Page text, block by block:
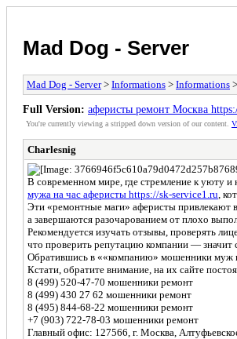
Mad Dog - Server
Mad Dog - Server> Informations > Informations
Full Version: аферисты ремонт Москва
You're currently viewing a stripped down version of our content.
Charlesnig
В современном мире, где стремление к уюту
мужа на час аферисты https://sk-service1.ru ,
Эти «ремонтные маги» аферисты привлекают
а завершаются разочарованием от плохо
Рекомендуется изучать отзывы, проверять
что проверить репутацию компании — значит
Обратившись в ««компанию» мошенники муж
Кстати, обратите внимание, на их сайте
8 (499) 520-47-70 мошенники ремонт
8 (499) 430 27 62 мошенники ремонт
8 (495) 844-68-22 мошенники ремонт
+7 (903) 722-78-03 мошенники ремонт
Главный офис: 127566, г. Москва,